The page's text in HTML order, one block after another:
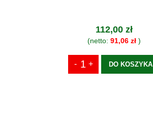
112,00 zł
(netto: 91,06 zł)
DO KOSZYKA